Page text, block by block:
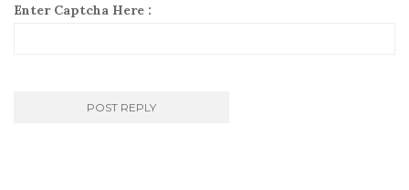
Enter Captcha Here :